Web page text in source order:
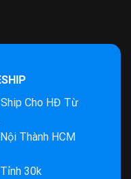
Ship Cho HĐ Từ
Thành HCM
30k